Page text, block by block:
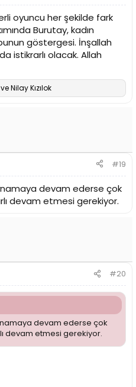
oyuncu her şekilde fark
Burutay, kadın
göstergesi. İnşallah
istikrarlı olacak. Allah
veNilay Kızılok
#19
devam ederse çok
devam etmesi gerekiyor.
#20
devam ederse çok
devam etmesi gerekiyor.